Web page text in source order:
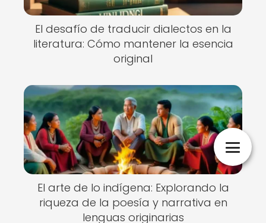
El desafío de traducir dialectos en la
literatura: Cómo mantener la esencia
original
El arte de lo indígena: Explorando la
riqueza de la poesía y narrativa en
lenguas originarias